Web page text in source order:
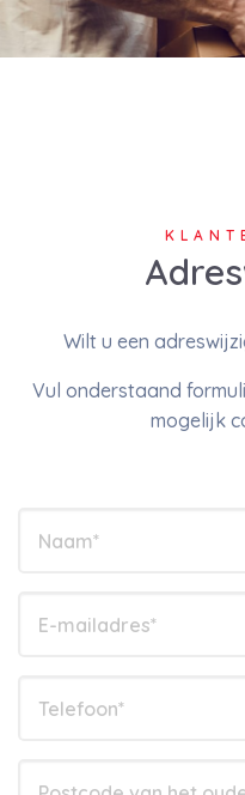
Wilt u een
Vul onderstaand
mogelijk